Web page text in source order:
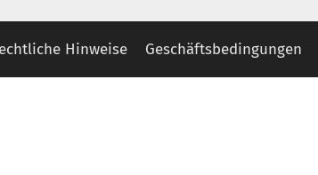
Hinweise Geschäftsbedingungen